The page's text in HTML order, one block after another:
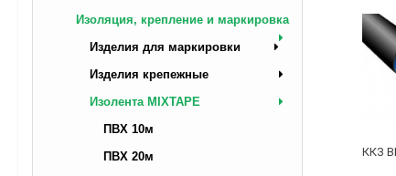
Изоляция, крепление и маркировка
Изделия для маркировки
Изделия крепежные
Изолента MIXTAPE
ПВХ 10м
ПВХ 20м
ККЗ